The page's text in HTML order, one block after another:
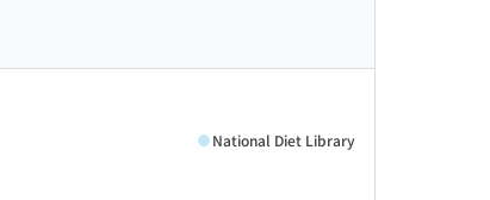
National Diet Library